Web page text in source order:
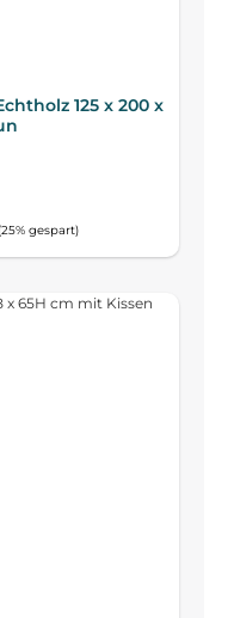
125 x 200 x
(25% gespart)